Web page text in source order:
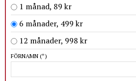
1 månad, 89 kr
6 månader, 499 kr
12 månader, 998 kr
FÖRNAMN (*)